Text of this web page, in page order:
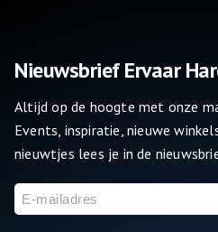
Nieuwsbrief Ervaar
Altijd op de hoogte met onze
Events, inspiratie, nieuwe
nieuwtjes lees je in de
E-
mailadres